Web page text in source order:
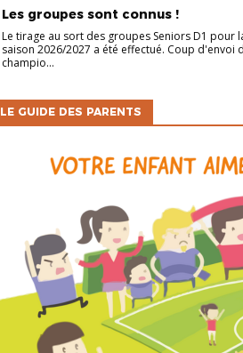
Les groupes sont connus !
Le tirage au sort des groupes Seniors D1 pour
saison 2026/2027 a été effectué. Coup d'envoi
champio...
LE GUIDE DES PARENTS